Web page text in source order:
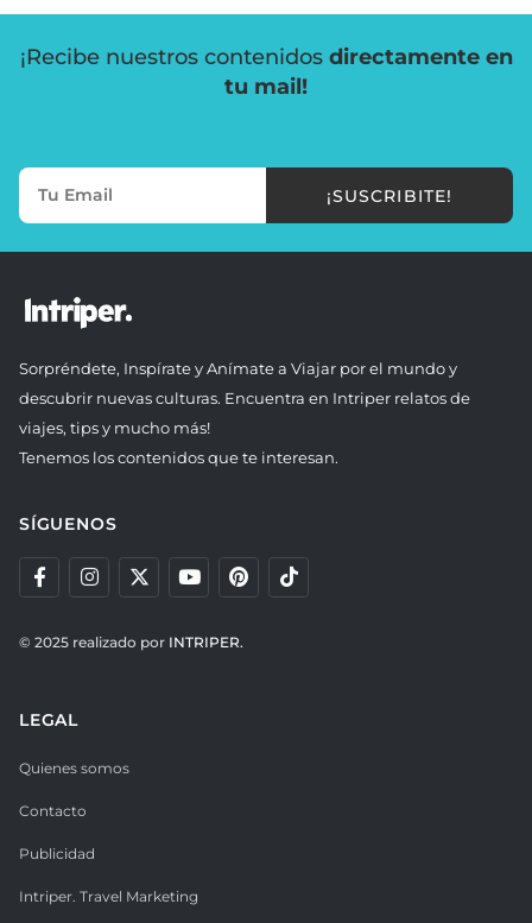
¡Recibe nuestros contenidos directamente en
tu mail!
¡SUSCRIBITE!
Sorpréndete, Inspírate y Anímate a Viajar por el mundo y
descubrir nuevas culturas. Encuentra en Intriper relatos de
viajes, tips y mucho más!
Tenemos los contenidos que te interesan.
SÍGUENOS
© 2025 realizado por INTRIPER.
LEGAL
Quienes somos
Contacto
Publicidad
Intriper. Travel Marketing